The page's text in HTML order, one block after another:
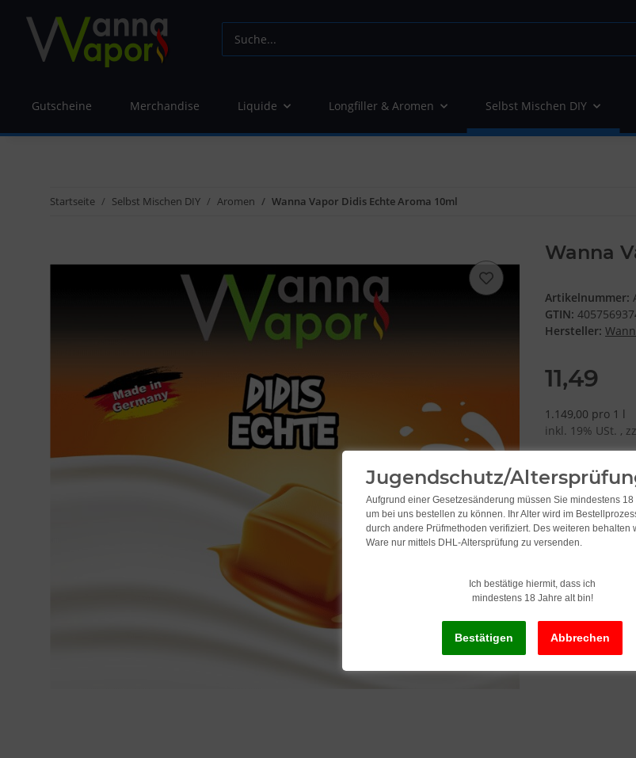
Gutscheine Merchandise Liquide Longfiller & Aromen Selbst Mischen DIY
Startseite Selbst Mischen DIY Aromen Wanna Vapor Didis Echte Aroma 10ml
Wanna
Artikelnummer:
GTIN:
Hersteller:
11,49
1.149,00 pro 1 l
inkl. 19% USt. ,
Lieferzeit:2 - 3
Jugendschutz/
Aufgrund einer Gesetzesänderung müssen Sie mindestens 18
um bei uns bestellen zu können. Ihr Alter wird im
durch andere Prüfmethoden verifiziert. Des weiteren behalten
Ware nur mittels DHL-Altersprüfung zu versenden.
Ich bestätige hiermit, dass ich
mindestens 18 Jahre alt bin!